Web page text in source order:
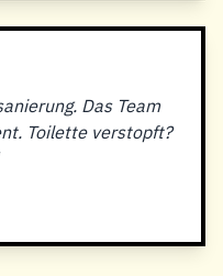
Das Team
Toilette verstopft?